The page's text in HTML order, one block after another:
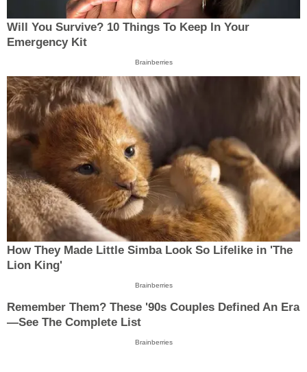
Will You Survive? 10 Things To Keep In Your
Emergency Kit
Brainberries
How They Made Little Simba Look So Lifelike in 'The
Lion King'
Brainberries
Remember Them? These '90s Couples Defined An Era
—See The Complete List
Brainberries